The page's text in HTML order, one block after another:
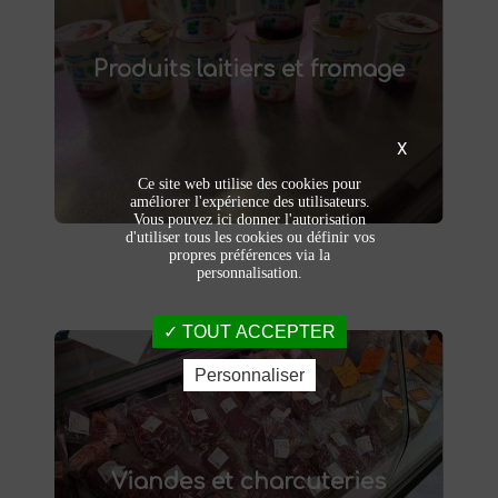
Produits laitiers et fromage
Produits laitiers et fromage
produits laitiers et fromages à
Saint-Saulve
. Yaourts crémeux, fromages
affinés et autres délices laitiers vous
Viandes et charcuteries
Viandes et charcuteries
Découvrez nos viandes et charcuteries
artisanales. Goûtez à l'authenticité de nos
X
Ce site web utilise des cookies pour
améliorer l'expérience des utilisateurs.
Vous pouvez ici donner l'autorisation
d'utiliser tous les cookies ou définir vos
propres préférences via la
personnalisation.
TOUT ACCEPTER
Personnaliser